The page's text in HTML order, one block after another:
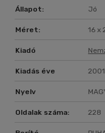
Állapot: Jó
Méret: 16 x
Kiadó
Kiadás éve 2001
Nyelv
Oldalak száma: 228